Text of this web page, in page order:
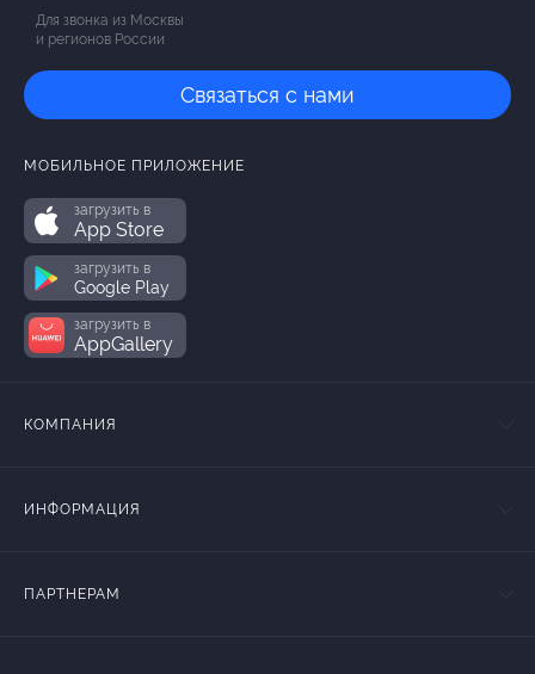
Для звонка из Москвы
и регионов России
Связаться с нами
МОБИЛЬНОЕ ПРИЛОЖЕНИЕ
загрузить в
App Store
загрузить в
Google Play
загрузить в
AppGallery
КОМПАНИЯ
ИНФОРМАЦИЯ
ПАРТНЕРАМ